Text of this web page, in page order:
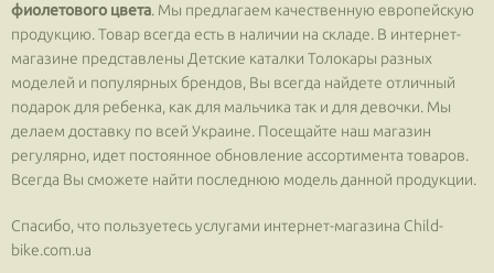
фиолетового цвета. Мы предлагаем качественную европейскую
продукцию. Товар всегда есть в наличии на складе. В интернет-
магазине представлены Детские каталки Толокары разных
моделей и популярных брендов, Вы всегда найдете отличный
подарок для ребенка, как для мальчика так и для девочки. Мы
делаем доставку по всей Украине. Посещайте наш магазин
регулярно, идет постоянное обновление ассортимента товаров.
Всегда Вы сможете найти последнюю модель данной продукции.
Спасибо, что пользуетесь услугами интернет-магазина Сhild-
bike.com.ua